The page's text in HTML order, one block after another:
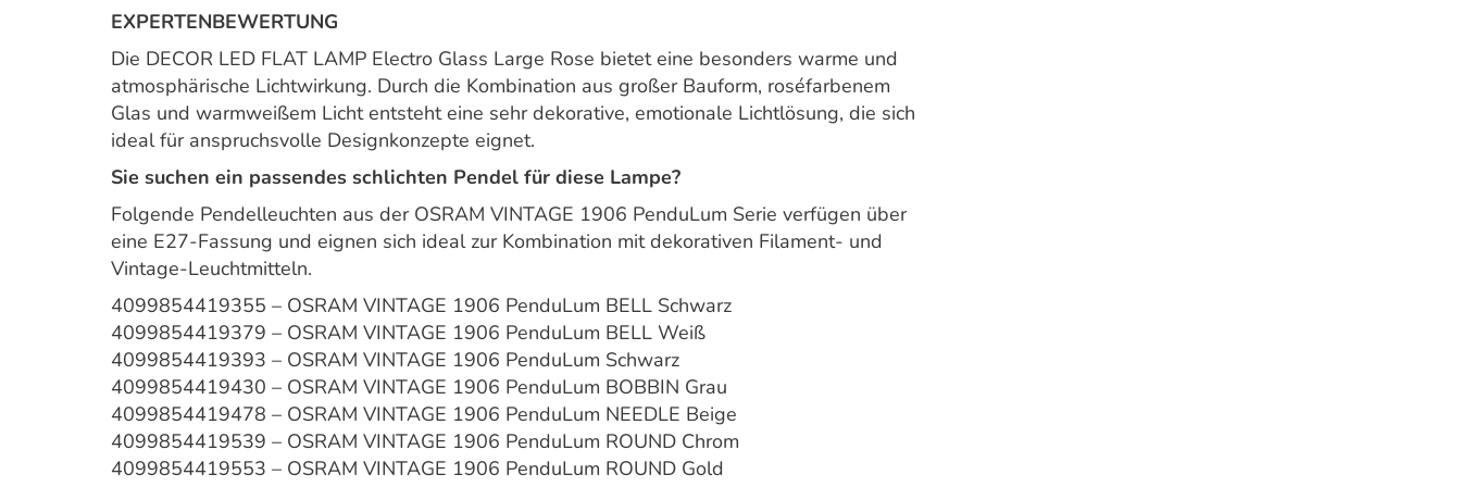
EXPERTENBEWERTUNG
Die DECOR LED FLAT LAMP Electro Glass Large Rose bietet eine besonders warme und
atmosphärische Lichtwirkung. Durch die Kombination aus großer Bauform, roséfarbenem
Glas und warmweißem Licht entsteht eine sehr dekorative, emotionale Lichtlösung, die sich
ideal für anspruchsvolle Designkonzepte eignet.
Sie suchen ein passendes schlichten Pendel für diese Lampe?
Folgende Pendelleuchten aus der OSRAM VINTAGE 1906 PenduLum Serie verfügen über
eine E27-Fassung und eignen sich ideal zur Kombination mit dekorativen Filament- und
Vintage-Leuchtmitteln.
4099854419355 – OSRAM VINTAGE 1906 PenduLum BELL Schwarz
4099854419379 – OSRAM VINTAGE 1906 PenduLum BELL Weiß
4099854419393 – OSRAM VINTAGE 1906 PenduLum Schwarz
4099854419430 – OSRAM VINTAGE 1906 PenduLum BOBBIN Grau
4099854419478 – OSRAM VINTAGE 1906 PenduLum NEEDLE Beige
4099854419539 – OSRAM VINTAGE 1906 PenduLum ROUND Chrom
4099854419553 – OSRAM VINTAGE 1906 PenduLum ROUND Gold